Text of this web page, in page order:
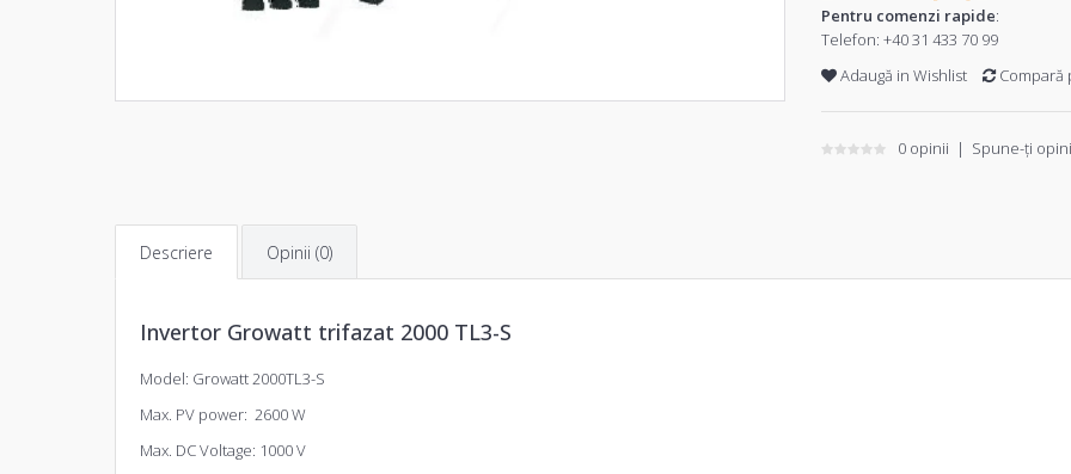
Pentru comenzi rapide:
Telefon: +40 31 433 70 99
Adaugă in Wishlist
Compară
0 opinii | Spune-ţi
Descriere Opinii (0)
Invertor Growatt trifazat 2000 TL3-S
Model: Growatt 2000TL3-S
Max. PV power: 2600 W
Max. DC Voltage: 1000 V